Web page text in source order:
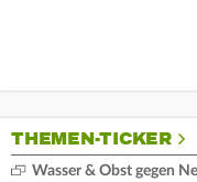
THEMEN-TICKER
Wasser & Obst gegen